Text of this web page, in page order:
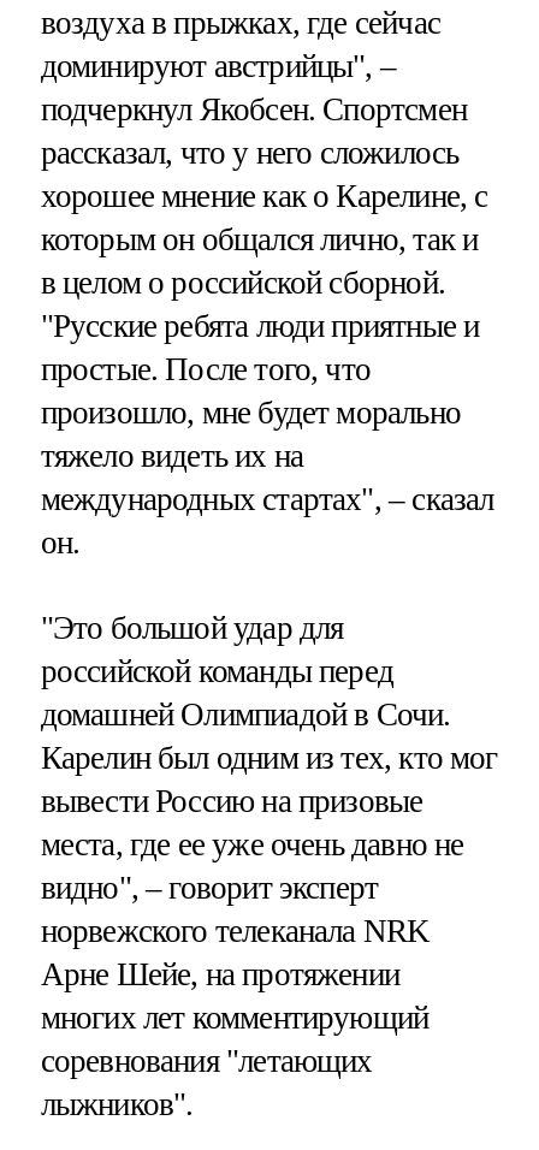
воздуха в прыжках, где сейчас
доминируют австрийцы", –
подчеркнул Якобсен. Спортсмен
рассказал, что у него сложилось
хорошее мнение как о Карелине, с
которым он общался лично, так и
в целом о российской сборной.
"Русские ребята люди приятные и
простые. После того, что
произошло, мне будет морально
тяжело видеть их на
международных стартах", – сказал
он.
"Это большой удар для
российской команды перед
домашней Олимпиадой в Сочи.
Карелин был одним из тех, кто мог
вывести Россию на призовые
места, где ее уже очень давно не
видно", – говорит эксперт
норвежского телеканала NRK
Арне Шейе, на протяжении
многих лет комментирующий
соревнования "летающих
лыжников".